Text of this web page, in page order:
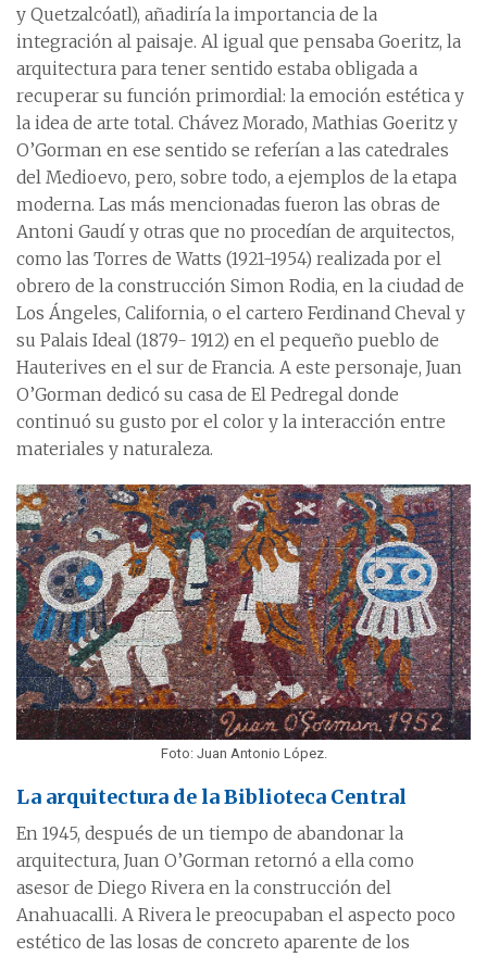
y Quetzalcóatl), añadiría la importancia de la
integración al paisaje. Al igual que pensaba Goeritz, la
arquitectura para tener sentido estaba obligada a
recuperar su función primordial: la emoción estética y
la idea de arte total. Chávez Morado, Mathias Goeritz y
O’Gorman en ese sentido se referían a las catedrales
del Medioevo, pero, sobre todo, a ejemplos de la etapa
moderna. Las más mencionadas fueron las obras de
Antoni Gaudí y otras que no procedían de arquitectos,
como las Torres de Watts (1921-1954) realizada por el
obrero de la construcción Simon Rodia, en la ciudad de
Los Ángeles, California, o el cartero Ferdinand Cheval y
su Palais Ideal (1879- 1912) en el pequeño pueblo de
Hauterives en el sur de Francia. A este personaje, Juan
O’Gorman dedicó su casa de El Pedregal donde
continuó su gusto por el color y la interacción entre
materiales y naturaleza.
Foto: Juan Antonio López.
La arquitectura de la Biblioteca Central
En 1945, después de un tiempo de abandonar la
arquitectura, Juan O’Gorman retornó a ella como
asesor de Diego Rivera en la construcción del
Anahuacalli. A Rivera le preocupaban el aspecto poco
estético de las losas de concreto aparente de los